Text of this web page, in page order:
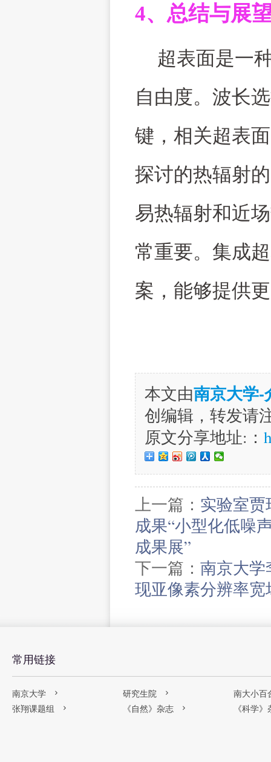
4、总结与展
超表面是一
自由度。波长
键，相关超表
探讨的热辐射
易热辐射和近
常重要。集成
案，能够提供
本文由南京大学-
创编辑，转发请
原文分享地址:：
上一篇： 实验室
成果“小型化低噪
成果展”
下一篇： 南京大
现亚像素分辨率宽
常用链接
南京大学 研究生院
南大小百
张翔课题组
《自然》杂志 《科学